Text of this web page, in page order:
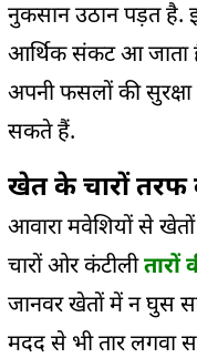
नुकसान उठान पड़त है.
आर्थिक संकट आ जाता
अपनी फसलों की
सकते हैं.
खेत के चारों तरफ
आवारा मवेशियों से
चारों ओर कंटीलीतारों
जानवर खेतों में न घुस
मदद से भी तार लगवा